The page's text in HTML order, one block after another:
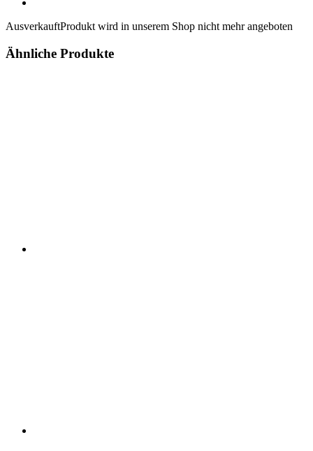
AusverkauftProdukt wird in unserem Shop nicht mehr angeboten
Ähnliche Produkte